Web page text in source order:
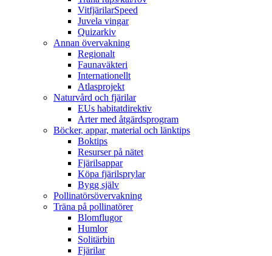
VitfjärilarSpeed
Juvela vingar
Quizarkiv
Annan övervakning
Regionalt
Faunaväkteri
Internationellt
Atlasprojekt
Naturvård och fjärilar
EUs habitatdirektiv
Arter med åtgärdsprogram
Böcker, appar, material och länktips
Boktips
Resurser på nätet
Fjärilsappar
Köpa fjärilsprylar
Bygg själv
Pollinatörsövervakning
Träna på pollinatörer
Blomflugor
Humlor
Solitärbin
Fjärilar